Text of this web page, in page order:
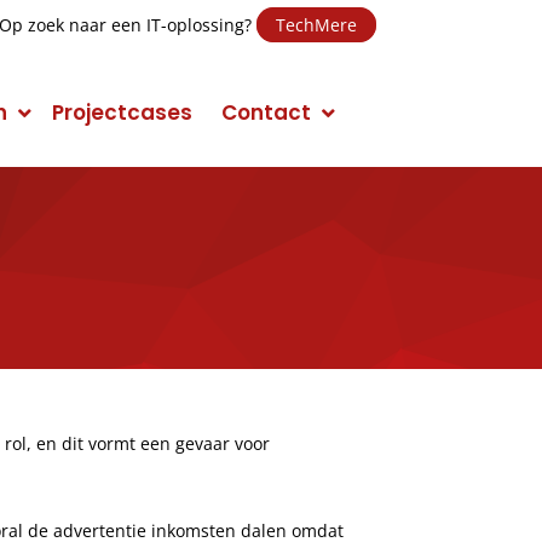
Op zoek naar een IT-oplossing? TechMere
Display Advertising
Projectcases Contact
en dit vormt een gevaar voor
de advertentie inkomsten dalen omdat